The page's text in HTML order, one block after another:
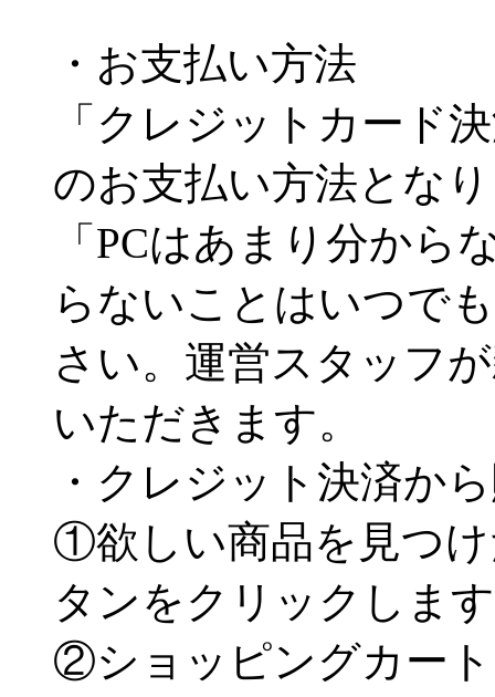
・お支払い方法
「クレジットカード
のお支払い方法とな
「PCはあまり分か
らないことはいつで
さい。運営スタッフ
いただきます。
・クレジット決済か
①欲しい商品を見つ
タンをクリックしま
②ショッピングカー